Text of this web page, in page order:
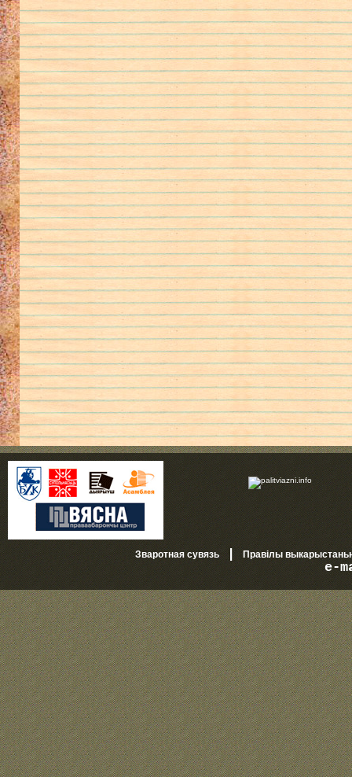
Зваротная сувязь| Правілы
e-